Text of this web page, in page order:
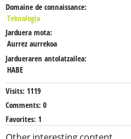
Domaine de connaissance:
Teknologia
Jarduera mota:
Aurrez aurrekoa
Jardueraren antolatzailea:
HABE
Visits: 1119
Comments: 0
Favorites: 1